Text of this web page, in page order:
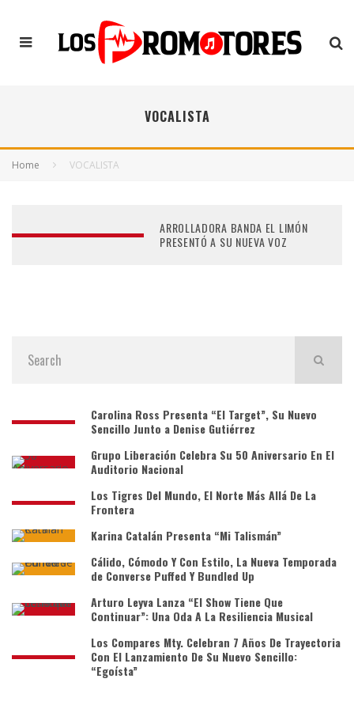
VOCALISTA
Home VOCALISTA
ARROLLADORA BANDA EL LIMÓN
PRESENTÓ A SU NUEVA VOZ
Carolina Ross Presenta “El Target”, Su Nuevo
Sencillo Junto a Denise Gutiérrez
Grupo Liberación Celebra Su 50 Aniversario En El
Auditorio Nacional
Los Tigres Del Mundo, El Norte Más Allá De La
Frontera
Karina Catalán Presenta “Mi Talismán”
Cálido, Cómodo Y Con Estilo, La Nueva Temporada
de Converse Puffed Y Bundled Up
Arturo Leyva Lanza “El Show Tiene Que
Continuar”: Una Oda A La Resiliencia Musical
Los Compares Mty. Celebran 7 Años De Trayectoria
Con El Lanzamiento De Su Nuevo Sencillo:
“Egoísta”